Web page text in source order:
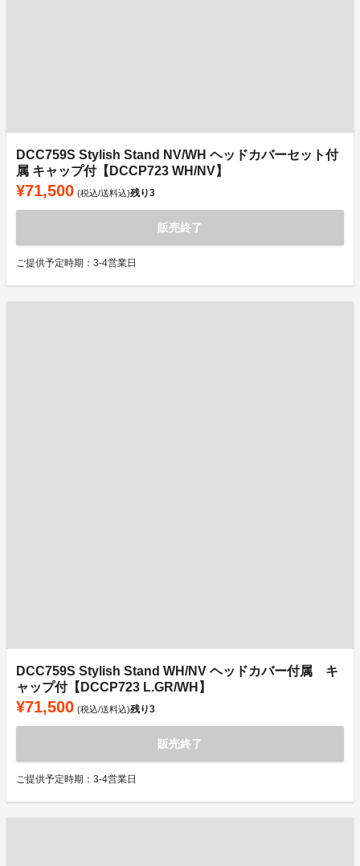
DCC759S Stylish Stand NV/WH ヘッドカバーセット付
属 キャップ付【DCCP723 WH/NV】
¥71,500 (税込/送料込)残り3
販売終了
ご提供予定時期：3-4営業日
DCC759S Stylish Stand WH/NV ヘッドカバー付属 キ
ャップ付【DCCP723 L.GR/WH】
¥71,500 (税込/送料込)残り3
販売終了
ご提供予定時期：3-4営業日